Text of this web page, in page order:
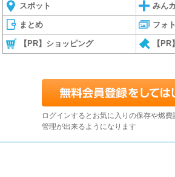
スポット みん
まとめ フォト
【PR】ショッピング 【
ログインするとお気に入りの保存や燃費
管理が出来るようになります